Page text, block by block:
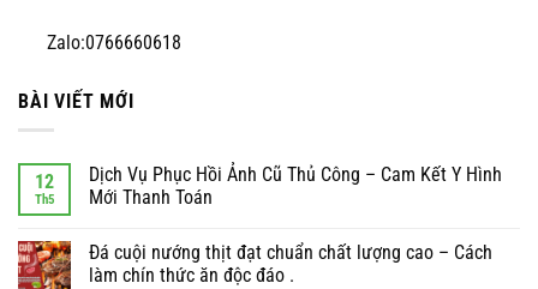
Zalo:0766660618
BÀI VIẾT MỚI
12
Th5
Dịch Vụ Phục Hồi Ảnh Cũ Thủ Công – Cam Kết Y Hình
Mới Thanh Toán
Đá cuội nướng thịt đạt chuẩn chất lượng cao – Cách
làm chín thức ăn độc đáo .